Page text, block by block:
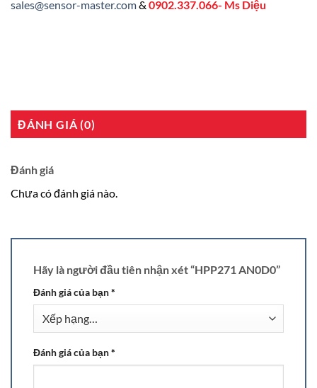
sales@sensor-master.com& 0902.337.066- Ms Diệu
ĐÁNH GIÁ (0)
Đánh giá
Chưa có đánh giá nào.
Hãy là người đầu tiên nhận xét “HPP271 AN0D0”
Đánh giá của bạn*
Đánh giá của bạn*